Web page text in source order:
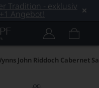
Tradition - exklusiv
Angebot!
John Riddoch Cabernet